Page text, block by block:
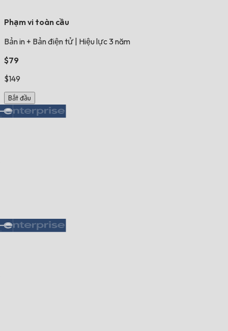
Phạm vi toàn cầu
Bản in + Bản điện tử Hiệu lực 3 năm
$79
$149
Bắt đầu